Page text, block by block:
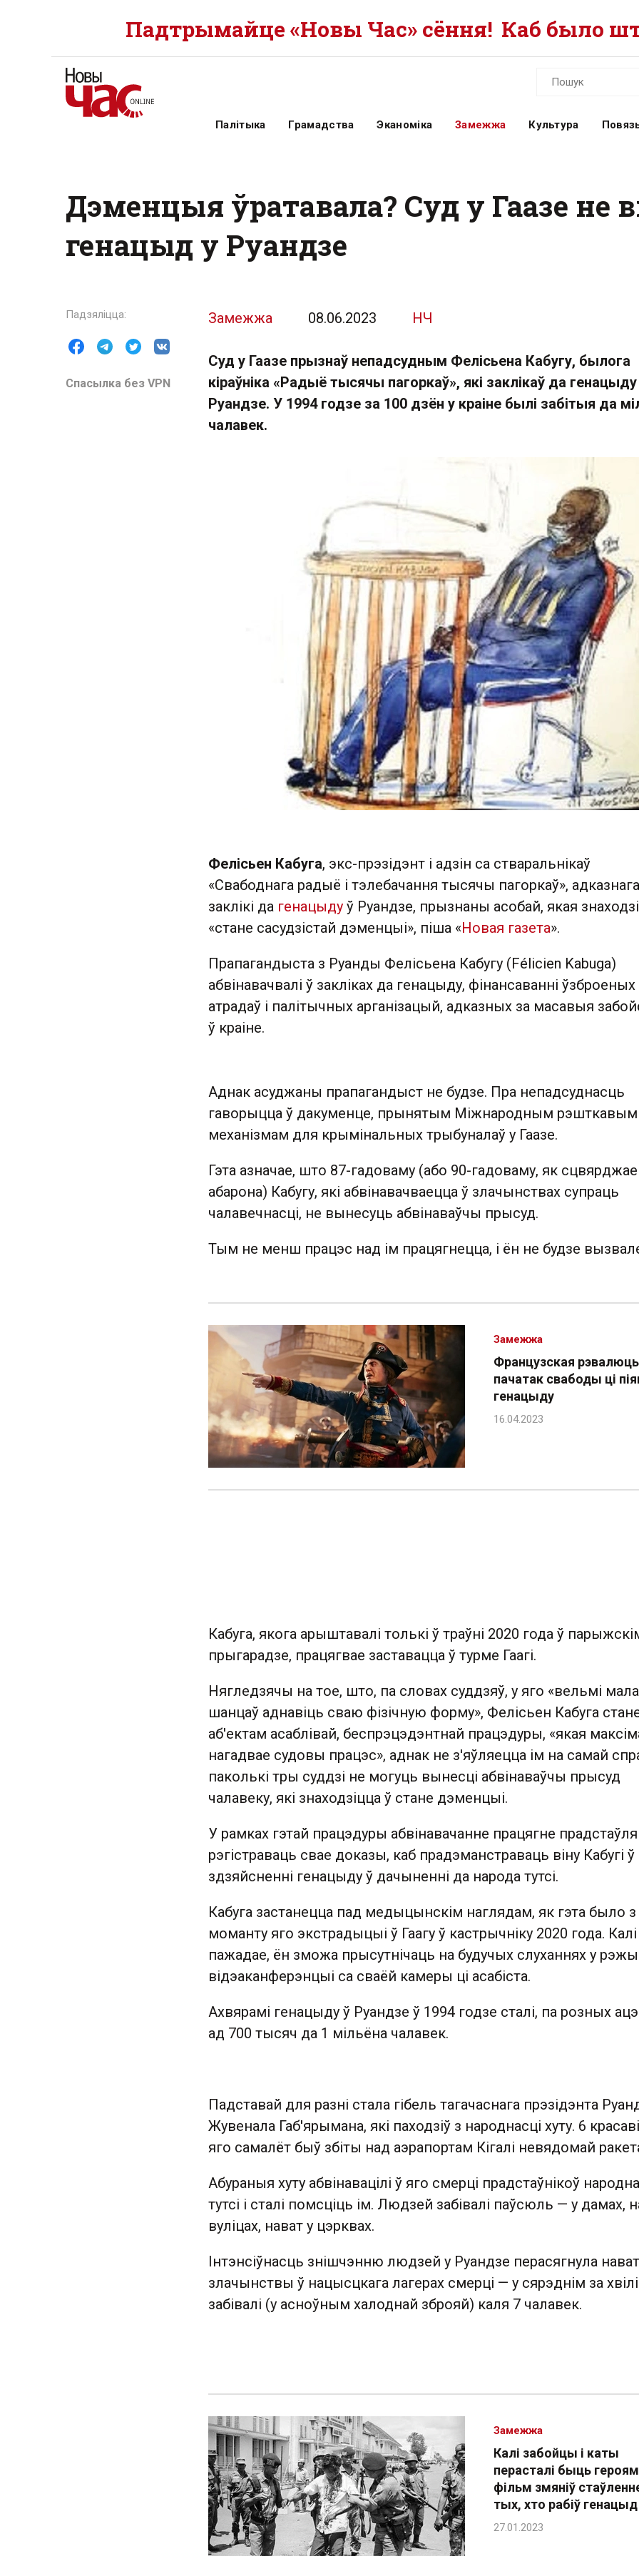
Падтрымайце «Новы Час» сёння! Каб было
Палітыка Грамадства Эканоміка Замежжа Культура
Дэменцыя ўратавала? Суд у Гаазе не
генацыд у Руандзе
Спасылка без VPN
Замежжа 08.06.2023 НЧ
Суд у Гаазе прызнаў непадсудным Фелісьена Кабугу, былога
кіраўніка «Радыё тысячы пагоркаў», які заклікаў да генацыду
Руандзе. У 1994 годзе за 100 дзён у краіне былі забітыя да
чалавек.
Фелісьен Кабуга, экс-прэзідэнт і адзін са стваральнікаў
«Свабоднага радыё і тэлебачання тысячы пагоркаў»,
заклікі да генацыду ў Руандзе, прызнаны асобай, якая
«стане сасудзістай дэменцыі», піша «Новая газета».
Прапагандыста з Руанды Фелісьена Кабугу (Félicien Kabuga)
абвінавачвалі ў закліках да генацыду, фінансаванні ўзброеных
атрадаў і палітычных арганізацый, адказных за масавыя
ў краіне.
Аднак асуджаны прапагандыст не будзе. Пра непадсуднасць
гаворыцца ў дакуменце, прынятым Міжнародным рэшткавым
механізмам для крымінальных трыбуналаў у Гаазе.
Гэта азначае, што 87-гадоваму (або 90-гадоваму, як
абарона) Кабугу, які абвінавачваецца ў злачынствах супраць
чалавечнасці, не вынесуць абвінаваўчы прысуд.
Тым не менш працэс над ім працягнецца, і ён не будзе
Французская
пачатак свабоды ці
генацыду
Замежжа
Кабуга, якога арыштавалі толькі ў траўні 2020 года ў
прыгарадзе, працягвае заставацца ў турме Гаагі.
Нягледзячы на тое, што, па словах суддзяў, у яго «вельмі мала
шанцаў аднавіць сваю фізічную форму», Фелісьен Кабуга
аб'ектам асаблівай, беспрэцэдэнтнай працэдуры, «якая
нагадвае судовы працэс», аднак не з'яўляецца ім на самай
паколькі тры суддзі не могуць вынесці абвінаваўчы прысуд
чалавеку, які знаходзіцца ў стане дэменцыі.
У рамках гэтай працэдуры абвінавачанне працягне
рэгістраваць свае доказы, каб прадэманстраваць віну Кабугі ў
здзяйсненні генацыду ў дачыненні да народа тутсі.
Кабуга застанецца пад медыцынскім наглядам, як гэта было з
моманту яго экстрадыцыі ў Гаагу ў кастрычніку 2020 года.
пажадае, ён зможа прысутнічаць на будучых слуханнях у
відэаканферэнцыі са сваёй камеры ці асабіста.
Ахвярамі генацыду ў Руандзе ў 1994 годзе сталі, па розных
ад 700 тысяч да 1 мільёна чалавек.
Падставай для разні стала гібель тагачаснага прэзідэнта
Жувенала Габ'ярымана, які паходзіў з народнасці хуту. 6
яго самалёт быў збіты над аэрапортам Кігалі невядомай
Абураныя хуту абвінавацілі ў яго смерці прадстаўнікоў
тутсі і сталі помсціць ім. Людзей забівалі паўсюль — у дамах,
вуліцах, нават у цэрквах.
Інтэнсіўнасць знішчэнню людзей у Руандзе перасягнула нават
злачынствы ў нацысцкага лагерах смерці — у сярэднім за
забівалі (у асноўным халоднай зброяй) каля 7 чалавек.
Калі забойцы і каты
перасталі быць
фільм змяніў
тых, хто рабіў генацыд
Замежжа